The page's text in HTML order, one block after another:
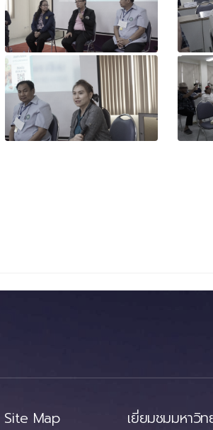
Site Map เยี่ยมชมมหาวิท